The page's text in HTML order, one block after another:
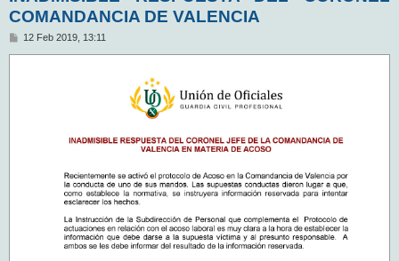
COMANDANCIA DE VALENCIA
M12 Feb 2019, 13:11